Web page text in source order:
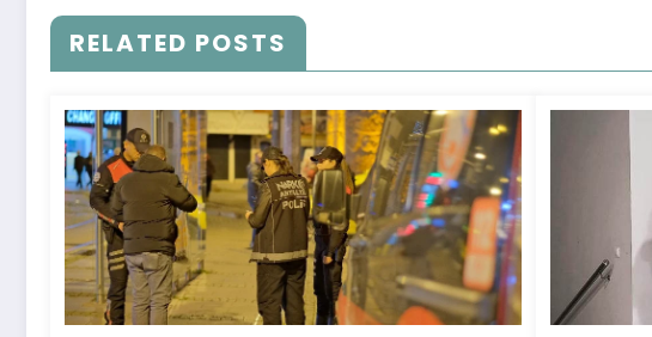
RELATED POSTS